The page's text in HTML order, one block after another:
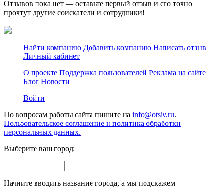
Отзывов пока нет — оставьте первый отзыв и его точно
прочтут другие соискатели и сотрудники!
Найти компанию Добавить компанию Написать отзыв
Личный кабинет
О проекте Поддержка пользователей Реклама на сайте
Блог Новости
Войти
По вопросам работы сайта пишите на info@otsiv.ru.
Пользовательское соглашение и политика обработки
персональных данных.
Выберите ваш город:
Начните вводить название города, а мы подскажем